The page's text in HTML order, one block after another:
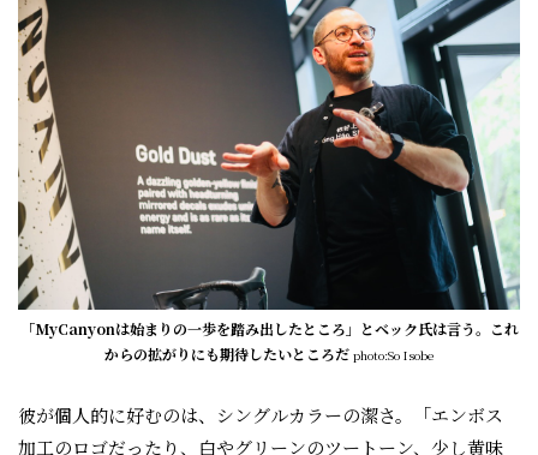
「MyCanyonは始まりの一歩を踏み出したところ」とベック氏は言う。これ
からの拡がりにも期待したいところだ photo:So Isobe
彼が個人的に好むのは、シングルカラーの潔さ。「エンボス
加工のロゴだったり、白やグリーンのツートーン、少し黄味